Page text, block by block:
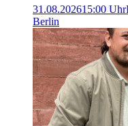
31.08.202615:00 Uhr
Berlin